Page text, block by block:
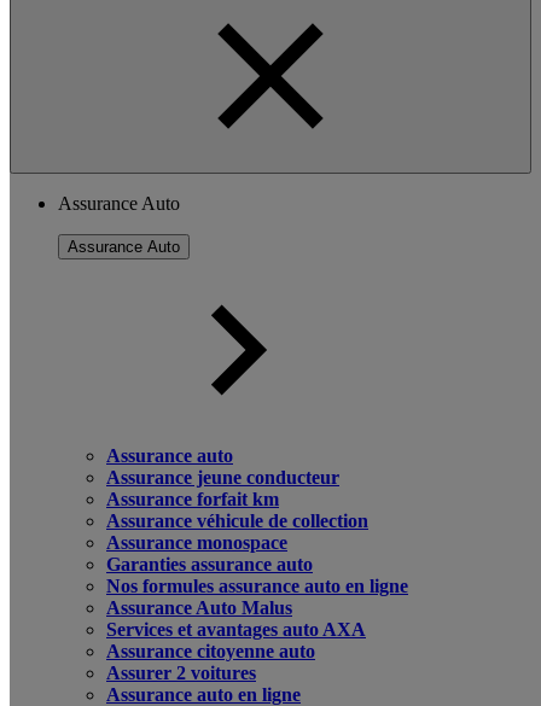
Assurance Auto
Assurance Auto
Assurance auto
Assurance jeune conducteur
Assurance forfait km
Assurance véhicule de collection
Assurance monospace
Garanties assurance auto
Nos formules assurance auto en ligne
Assurance Auto Malus
Services et avantages auto AXA
Assurance citoyenne auto
Assurer 2 voitures
Assurance auto en ligne